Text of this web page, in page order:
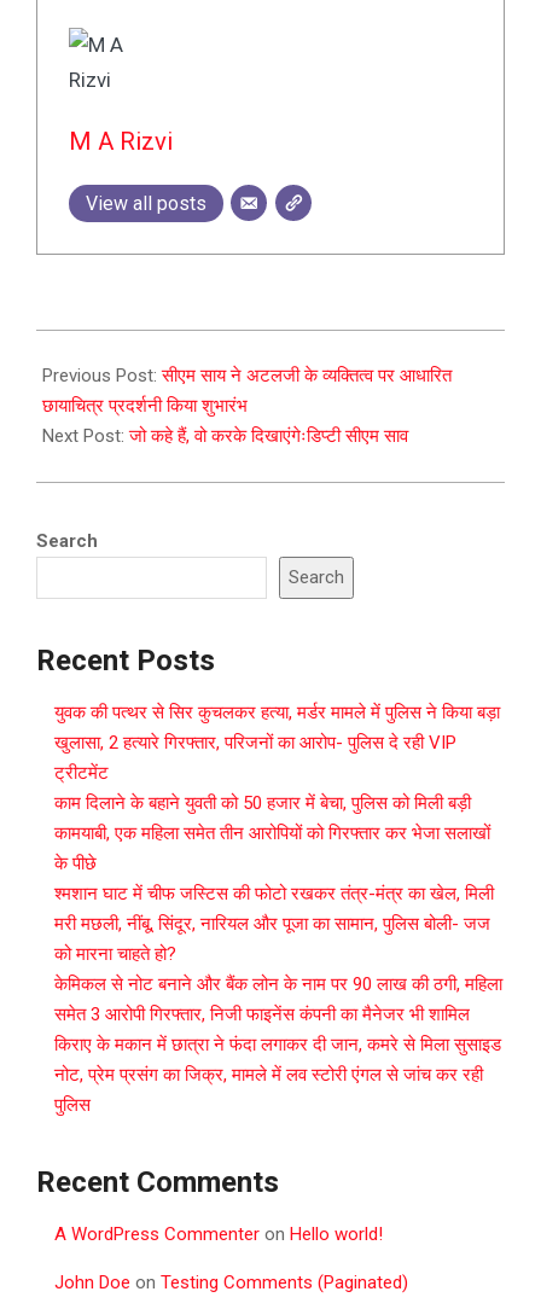
M A Rizvi
View all posts
12-
26
Previous Post:सीएम साय ने अटलजी के व्यक्तित्व पर आधारित
छायाचित्र प्रदर्शनी किया शुभारंभ
Next Post:जो कहे हैं, वो करके दिखाएंगेःडिप्टी सीएम साव
Search
Search
Recent Posts
युवक की पत्थर से सिर कुचलकर हत्या, मर्डर मामले में पुलिस ने किया बड़ा
खुलासा, 2 हत्यारे गिरफ्तार, परिजनों का आरोप- पुलिस दे रही VIP
ट्रीटमेंट
काम दिलाने के बहाने युवती को 50 हजार में बेचा, पुलिस को मिली बड़ी
कामयाबी, एक महिला समेत तीन आरोपियों को गिरफ्तार कर भेजा सलाखों
के पीछे
श्मशान घाट में चीफ जस्टिस की फोटो रखकर तंत्र-मंत्र का खेल, मिली
मरी मछली, नींबू, सिंदूर, नारियल और पूजा का सामान, पुलिस बोली- जज
को मारना चाहते हो?
केमिकल से नोट बनाने और बैंक लोन के नाम पर 90 लाख की ठगी, महिला
समेत 3 आरोपी गिरफ्तार, निजी फाइनेंस कंपनी का मैनेजर भी शामिल
किराए के मकान में छात्रा ने फंदा लगाकर दी जान, कमरे से मिला सुसाइड
नोट, प्रेम प्रसंग का जिक्र, मामले में लव स्टोरी एंगल से जांच कर रही
पुलिस
Recent Comments
A WordPress Commenter on Hello world!
John Doe on Testing Comments (Paginated)